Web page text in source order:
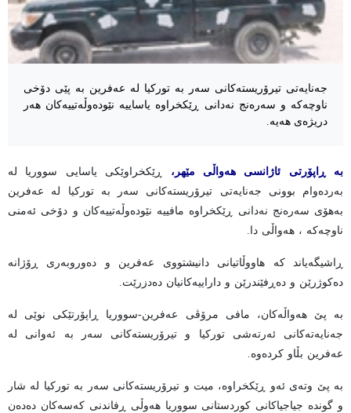
جەنایەتی تیرۆریستەکانی سەر بە تورکیا لە عەفرین بە پێی دۆخی
ناوچەکە و سەرەنج نەدانی ڕێکخراوە یاساییە نێودەوڵەتییەکان هەر
دریژەی هەیە.
بە ڕاپۆرتی ئاژانسی هەواڵی مێهر، ڕێکخراوێکی یاسایی سووریا لە
بەردەوام بوونی جەنایەتی تیرۆریستەکانی سەر بە تورکیا لە عەفرین
بەهۆی سەرەنج نەدانی ڕێکخراوە مافییە نێودەوڵەتییەکان و دۆخی ئەمنی
ناوچەکە ، هەواڵی دا.
ڕاشیگەیاند کە هاووڵاتیانی دانیشتووی عەفرین و دەوروبەری ڕۆژانە
دەکوژرێن و دەڕفێندرێن و داراییەکانیان دەدزرێت.
بە پێ هەواڵەکان، مافی مرۆڤی عەفرین-سووریا ڕاپۆرتێکی نوێی لە
جەنایەتەکانی ئەرتەشی تورکیا و تیرۆریستەکانی سەر بە ئەوانی لە
عەفرین بڵاو کردەوە.
بە پێ وتەی ئەو ڕێکخراوە، میت و تیرۆریستەکانی سەر بە تورکیا لە شار
و گوندە جیاجیاکانی کوردستانی سووریا هەوڵی ڕفاندنی کەسەکان دەدەن